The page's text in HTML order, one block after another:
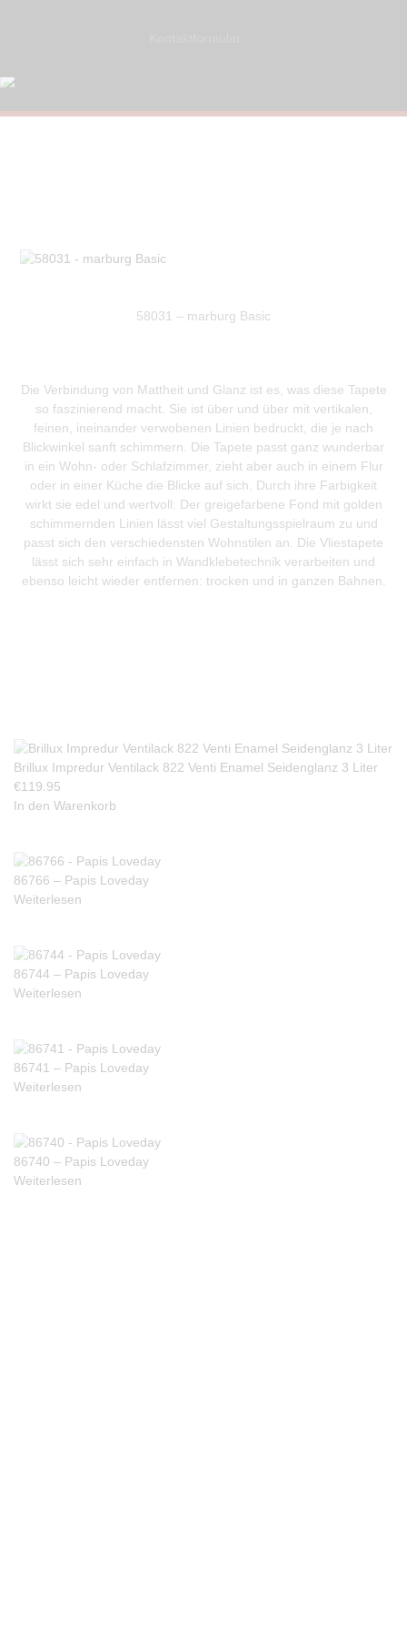
58031 – marburg Basic
Die Verbindung von Mattheit und Glanz ist es, was diese Tapete
so faszinierend macht. Sie ist über und über mit vertikalen,
feinen, ineinander verwobenen Linien bedruckt, die je nach
Blickwinkel sanft schimmern. Die Tapete passt ganz wunderbar
in ein Wohn- oder Schlafzimmer, zieht aber auch in einem Flur
oder in einer Küche die Blicke auf sich. Durch ihre Farbigkeit
wirkt sie edel und wertvoll: Der greigefarbene Fond mit golden
schimmernden Linien lässt viel Gestaltungsspielraum zu und
passt sich den verschiedensten Wohnstilen an. Die Vliestapete
lässt sich sehr einfach in Wandklebetechnik verarbeiten und
ebenso leicht wieder entfernen: trocken und in ganzen Bahnen.
Brillux Impredur Ventilack 822 Venti Enamel Seidenglanz 3 Liter
€119.95
In den Warenkorb
86766 – Papis Loveday
Weiterlesen
86744 – Papis Loveday
Weiterlesen
86741 – Papis Loveday
Weiterlesen
86740 – Papis Loveday
Weiterlesen